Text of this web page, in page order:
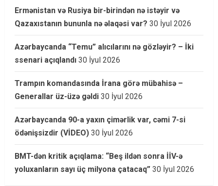
Ermənistan və Rusiya bir-birindən nə istəyir və
Qazaxıstanın bununla nə əlaqəsi var? 30 İyul 2026
Azərbaycanda “Temu” alıcılarını nə gözləyir? – İki
ssenari açıqlandı 30 İyul 2026
Trampın komandasında İrana görə mübahisə –
Generallar üz-üzə gəldi 30 İyul 2026
Azərbaycanda 90-a yaxın çimərlik var, cəmi 7-si
ödənişsizdir (VİDEO) 30 İyul 2026
BMT-dən kritik açıqlama: “Beş ildən sonra İİV-ə
yoluxanların sayı üç milyona çatacaq” 30 İyul 2026